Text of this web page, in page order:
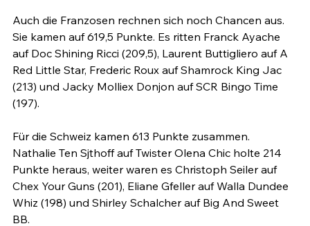
Auch die Franzosen rechnen sich noch Chancen aus.
Sie kamen auf 619,5 Punkte. Es ritten Franck Ayache
auf Doc Shining Ricci (209,5), Laurent Buttigliero auf A
Red Little Star, Frederic Roux auf Shamrock King Jac
(213) und Jacky Molliex Donjon auf SCR Bingo Time
(197).
Für die Schweiz kamen 613 Punkte zusammen.
Nathalie Ten Sjthoff auf Twister Olena Chic holte 214
Punkte heraus, weiter waren es Christoph Seiler auf
Chex Your Guns (201), Eliane Gfeller auf Walla Dundee
Whiz (198) und Shirley Schalcher auf Big And Sweet
BB.